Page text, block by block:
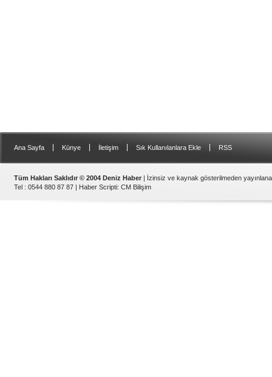
Ana Sayfa Künye İletişim Sık Kullanılanlara Ekle RSS
Tüm Hakları Saklıdır © 2004 Deniz Haber | İzinsiz ve kaynak gösterilmeden
Tel : 0544 880 87 87 | Haber Scripti: CM Bilişim